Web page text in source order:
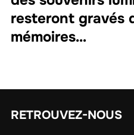
resteront gravés
mémoires…
RETROUVEZ-NOUS